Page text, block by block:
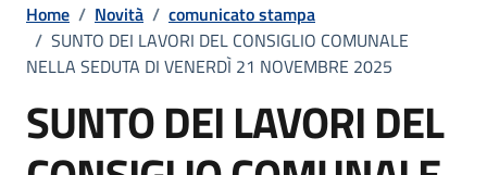
Home / Novità / comunicato stampa
/ SUNTO DEI LAVORI DEL CONSIGLIO COMUNALE
NELLA SEDUTA DI VENERDÌ 21 NOVEMBRE 2025
SUNTO DEI LAVORI DEL